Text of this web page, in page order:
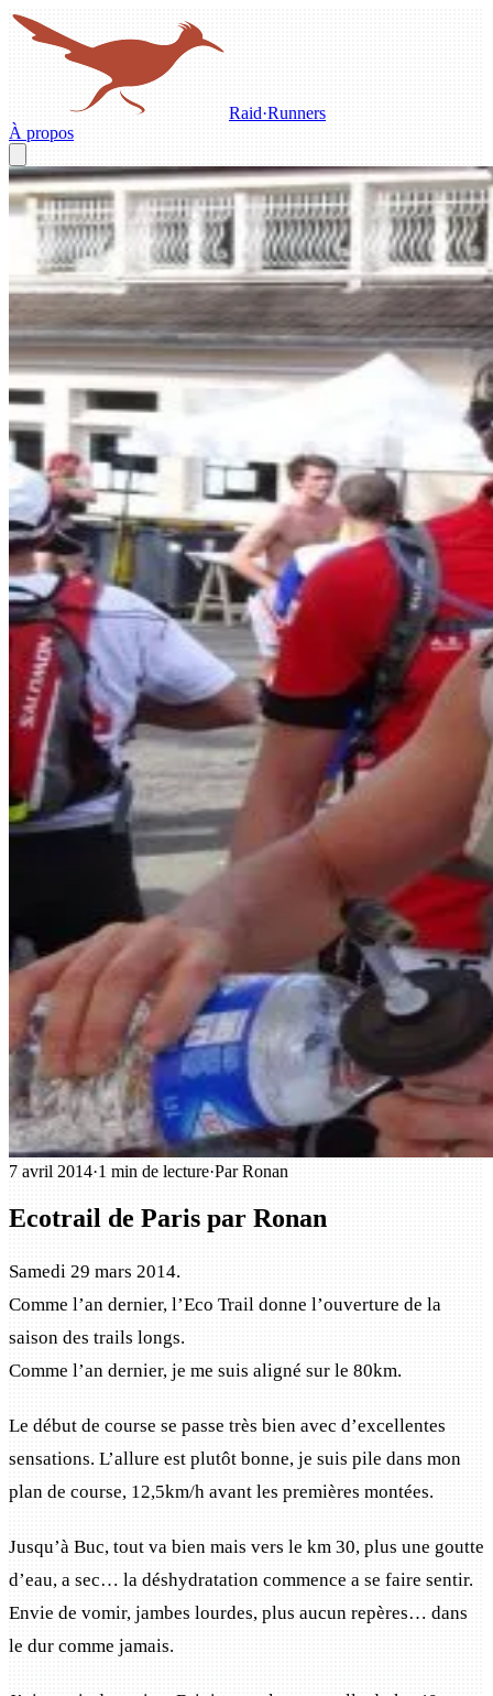
Raid·Runners
À propos
7 avril 2014·1 min de lecture·Par Ronan
Ecotrail de Paris par Ronan
Samedi 29 mars 2014.
Comme l’an dernier, l’Eco Trail donne l’ouverture de la
saison des trails longs.
Comme l’an dernier, je me suis aligné sur le 80km.
Le début de course se passe très bien avec d’excellentes
sensations. L’allure est plutôt bonne, je suis pile dans mon
plan de course, 12,5km/h avant les premières montées.
Jusqu’à Buc, tout va bien mais vers le km 30, plus une goutte
d’eau, a sec… la déshydratation commence a se faire sentir.
Envie de vomir, jambes lourdes, plus aucun repères… dans
le dur comme jamais.